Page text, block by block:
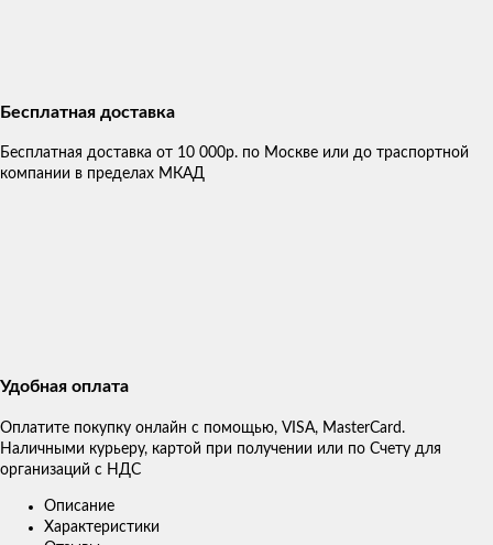
Бесплатная доставка
Бесплатная доставка от 10 000р. по Москве или до траспортной
компании в пределах МКАД
Удобная оплата
Оплатите покупку онлайн с помощью, VISA, MasterCard.
Наличными курьеру, картой при получении или по Счету для
организаций с НДС
Описание
Характеристики